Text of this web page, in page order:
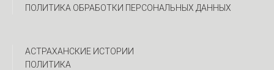
ПОЛИТИКА ОБРАБОТКИ ПЕРСОНАЛЬНЫХ ДАННЫХ
АСТРАХАНСКИЕ ИСТОРИИ
ПОЛИТИКА